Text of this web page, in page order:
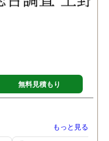
無料見積もり
もっと見る